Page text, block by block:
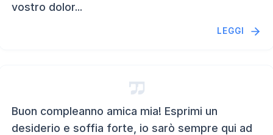
vostro dolor...
LEGGI
Buon compleanno amica mia! Esprimi un
desiderio e soffia forte, io sarò sempre qui ad